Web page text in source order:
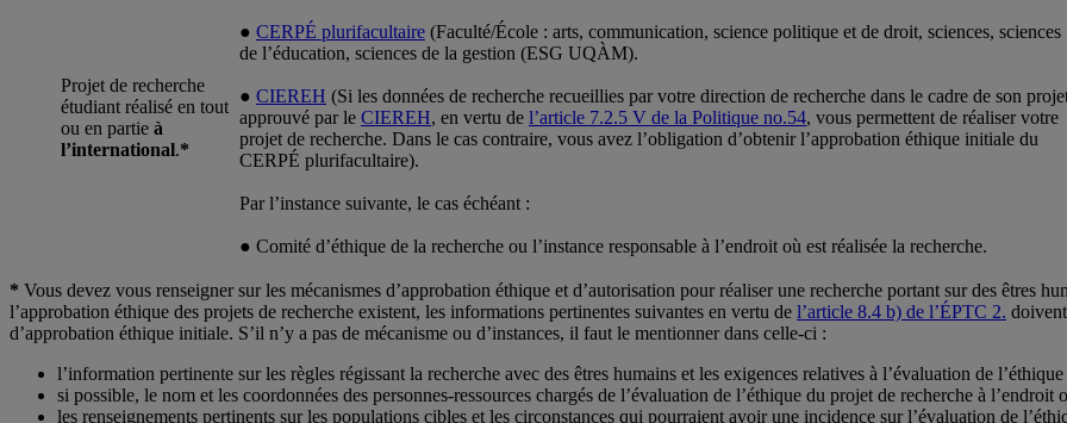
Projet de recherche
étudiant réalisé en tout
ou en partie à
l’international.*
● CERPÉ plurifacultaire (Faculté/École : arts, communication, science politique et de droit, sciences, sciences
de l’éducation, sciences de la gestion (ESG UQÀM).
● CIEREH (Si les données de recherche recueillies par votre direction de recherche dans le cadre de son
approuvé par le CIEREH, en vertu de l’article 7.2.5 V de la Politique no.54, vous permettent de réaliser votre
projet de recherche. Dans le cas contraire, vous avez l’obligation d’obtenir l’approbation éthique initiale du
CERPÉ plurifacultaire).
Par l’instance suivante, le cas échéant :
● Comité d’éthique de la recherche ou l’instance responsable à l’endroit où est réalisée la recherche.
* Vous devez vous renseigner sur les mécanismes d’approbation éthique et d’autorisation pour réaliser une recherche portant sur des êtres
l’approbation éthique des projets de recherche existent, les informations pertinentes suivantes en vertu de l’article 8.4 b) de l’ÉPTC 2.
d’approbation éthique initiale. S’il n’y a pas de mécanisme ou d’instances, il faut le mentionner dans celle-ci :
l’information pertinente sur les règles régissant la recherche avec des êtres humains et les exigences relatives à l’évaluation de
si possible, le nom et les coordonnées des personnes-ressources chargés de l’évaluation de l’éthique du projet de recherche à l’endroit
les renseignements pertinents sur les populations cibles et les circonstances qui pourraient avoir une incidence sur l’évaluation de